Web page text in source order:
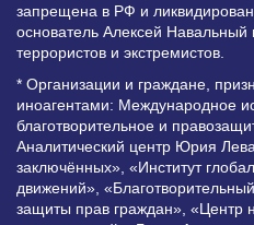
запрещена в РФ и
основатель Алексей Навальный
террористов и экстремистов.
* Организации и граждане,
иноагентами: Международное
благотворительное и
Аналитический центр Юрия
заключённых», «Институт
движений»,
защиты прав граждан», «Центр